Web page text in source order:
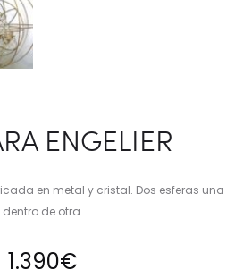
ENGELIER
en metal y cristal. Dos esferas una
dentro de otra.
1.390€